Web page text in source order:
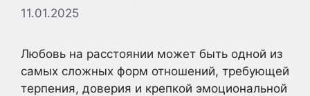
11.01.2025
Любовь на расстоянии может быть одной из
самых сложных форм отношений, требующей
терпения, доверия и крепкой эмоциональной